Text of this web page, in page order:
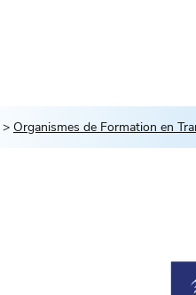
Organismes de Formation en